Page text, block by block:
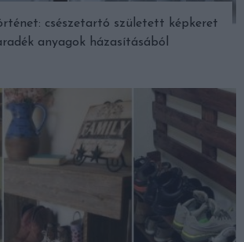
csészetartó született képkeret
anyagok házasításából